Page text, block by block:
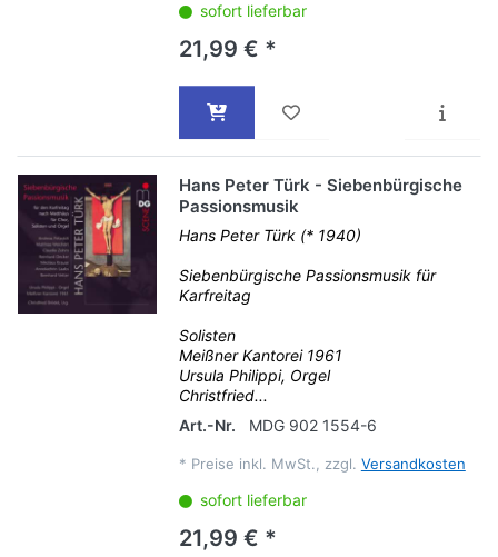
sofort lieferbar
21,99 € *
Hans Peter Türk - Siebenbürgische
Passionsmusik
Hans Peter Türk (* 1940)
Siebenbürgische Passionsmusik für
Karfreitag
Solisten
Meißner Kantorei 1961
Ursula Philippi, Orgel
Christfried...
Art.-Nr.
MDG 902 1554-6
* Preise inkl. MwSt., zzgl. Versandkosten
sofort lieferbar
21,99 € *